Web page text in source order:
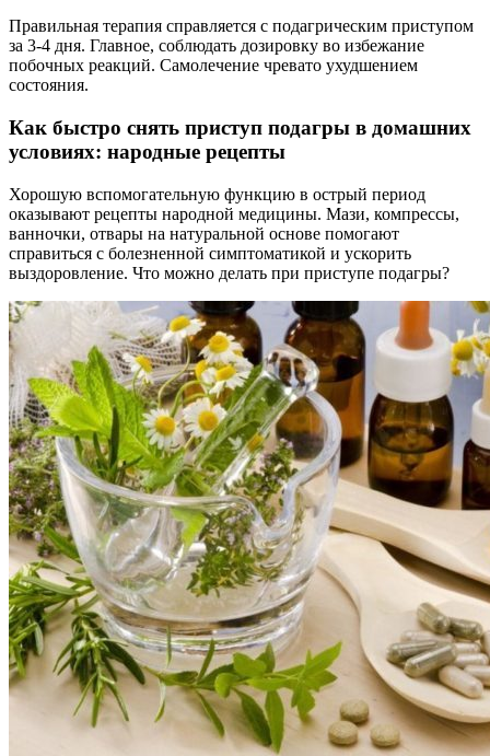
Правильная терапия справляется с подагрическим приступом
за 3-4 дня. Главное, соблюдать дозировку во избежание
побочных реакций. Самолечение чревато ухудшением
состояния.
Как быстро снять приступ подагры в домашних
условиях: народные рецепты
Хорошую вспомогательную функцию в острый период
оказывают рецепты народной медицины. Мази, компрессы,
ванночки, отвары на натуральной основе помогают
справиться с болезненной симптоматикой и ускорить
выздоровление. Что можно делать при приступе подагры?